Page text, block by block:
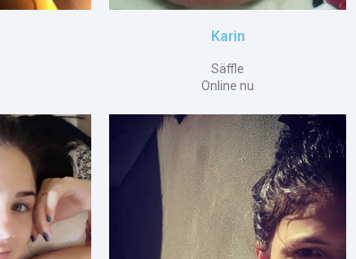
Karin
Säffle
Online nu